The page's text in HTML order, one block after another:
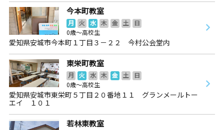
今本町教室
月 火 水 木 金 土
日
0歳～高校生
愛知県安城市今本町１丁目３－２２ 今村公会堂内
東栄町教室
月 火 水 木 金 土
日
0歳～高校生
愛知県安城市東栄町５丁目２０番地１１ グランメールトー
エイ １０１
若林東教室